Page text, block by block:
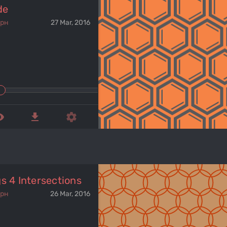
27 Mar, 2016
get_app settings
4 Intersections
26 Mar, 2016